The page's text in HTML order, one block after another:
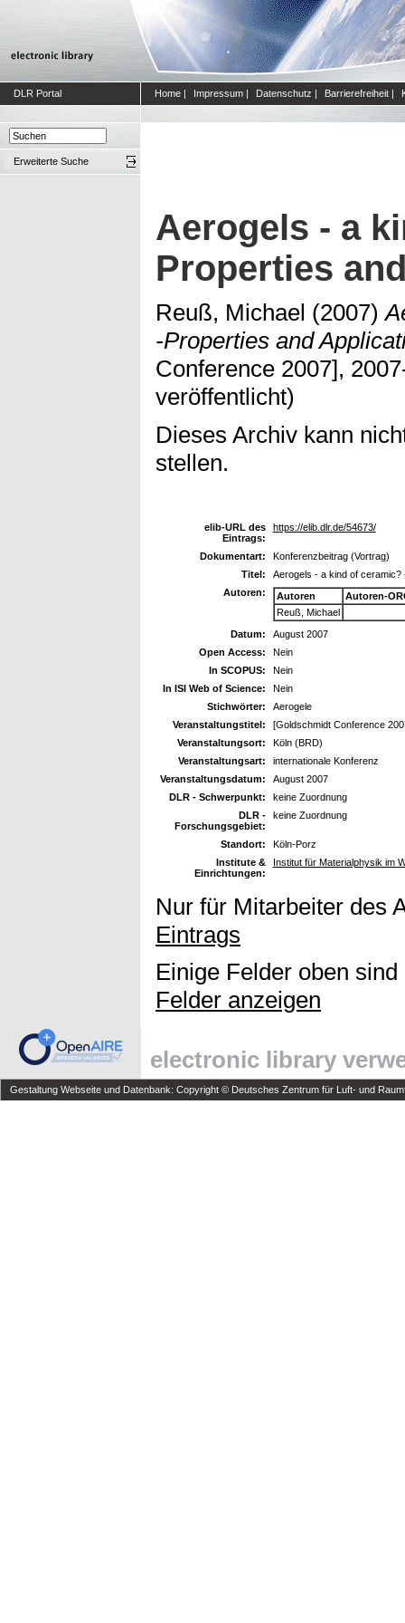
DLR Portal Home | Impressum | Datenschutz | Barrierefreiheit |
Erweiterte Suche
Aerogels - a
Properties
Reuß, Michael (2007)
-Properties and
Conference 2007],
veröffentlicht)
Dieses Archiv kann
stellen.
elib-URL des
Eintrags:
https://elib.dlr.de/54673/
Dokumentart:
Konferenzbeitrag (Vortrag)
Titel:
Aerogels - a kind of ceramic?
Autoren:
Autoren
Autoren-
Reuß, Michael
Datum:
August 2007
Open Access:
Nein
In SCOPUS:
Nein
In ISI Web of Science:
Nein
Stichwörter:
Aerogele
Veranstaltungstitel:
[Goldschmidt Conference
Veranstaltungsort:
Köln (BRD)
Veranstaltungsart:
internationale Konferenz
Veranstaltungsdatum:
August 2007
DLR - Schwerpunkt:
keine Zuordnung
DLR -
Forschungsgebiet:
keine Zuordnung
Standort:
Köln-Porz
Institute &
Einrichtungen:
Institut für Materialphysik im
Nur für Mitarbeiter des
Eintrags
Einige Felder oben
Felder anzeigen
electronic library
Gestaltung Webseite und Datenbank: Copyright © Deutsches Zentrum für Luft- und